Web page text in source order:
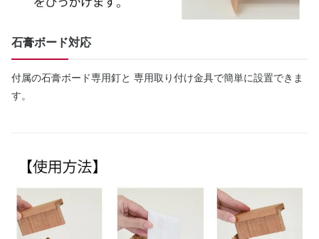
石膏ボード対応
付属の石膏ボード専用釘と 専用取り付け金具で簡単に設置できま
す。